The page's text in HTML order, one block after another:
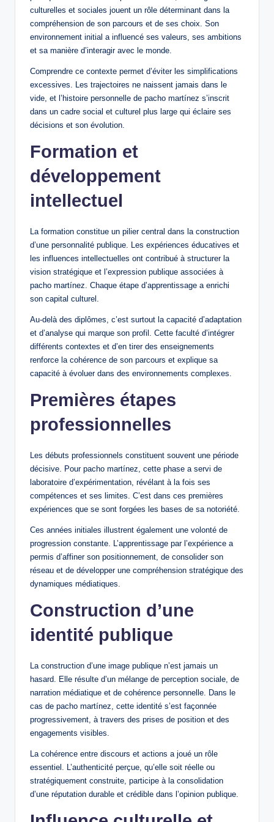
culturelles et sociales jouent un rôle déterminant dans la
compréhension de son parcours et de ses choix. Son
environnement initial a influencé ses valeurs, ses ambitions
et sa manière d’interagir avec le monde.
Comprendre ce contexte permet d’éviter les simplifications
excessives. Les trajectoires ne naissent jamais dans le
vide, et l’histoire personnelle de pacho martínez s’inscrit
dans un cadre social et culturel plus large qui éclaire ses
décisions et son évolution.
Formation et
développement
intellectuel
La formation constitue un pilier central dans la construction
d’une personnalité publique. Les expériences éducatives et
les influences intellectuelles ont contribué à structurer la
vision stratégique et l’expression publique associées à
pacho martínez. Chaque étape d’apprentissage a enrichi
son capital culturel.
Au-delà des diplômes, c’est surtout la capacité d’adaptation
et d’analyse qui marque son profil. Cette faculté d’intégrer
différents contextes et d’en tirer des enseignements
renforce la cohérence de son parcours et explique sa
capacité à évoluer dans des environnements complexes.
Premières étapes
professionnelles
Les débuts professionnels constituent souvent une période
décisive. Pour pacho martínez, cette phase a servi de
laboratoire d’expérimentation, révélant à la fois ses
compétences et ses limites. C’est dans ces premières
expériences que se sont forgées les bases de sa notoriété.
Ces années initiales illustrent également une volonté de
progression constante. L’apprentissage par l’expérience a
permis d’affiner son positionnement, de consolider son
réseau et de développer une compréhension stratégique des
dynamiques médiatiques.
Construction d’une
identité publique
La construction d’une image publique n’est jamais un
hasard. Elle résulte d’un mélange de perception sociale, de
narration médiatique et de cohérence personnelle. Dans le
cas de pacho martínez, cette identité s’est façonnée
progressivement, à travers des prises de position et des
engagements visibles.
La cohérence entre discours et actions a joué un rôle
essentiel. L’authenticité perçue, qu’elle soit réelle ou
stratégiquement construite, participe à la consolidation
d’une réputation durable et crédible dans l’opinion publique.